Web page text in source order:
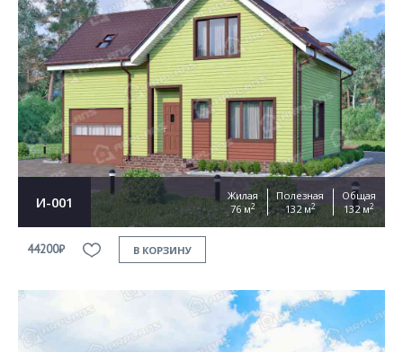
И-001
Жилая
76 м2
Полезная
132 м2
Общая
132 м2
44200₽ В КОРЗИНУ